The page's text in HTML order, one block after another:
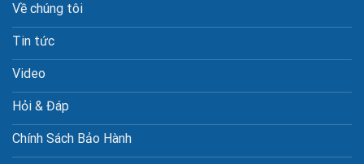
Về chúng tôi
Tin tức
Video
Hỏi & Đáp
Chính Sách Bảo Hành